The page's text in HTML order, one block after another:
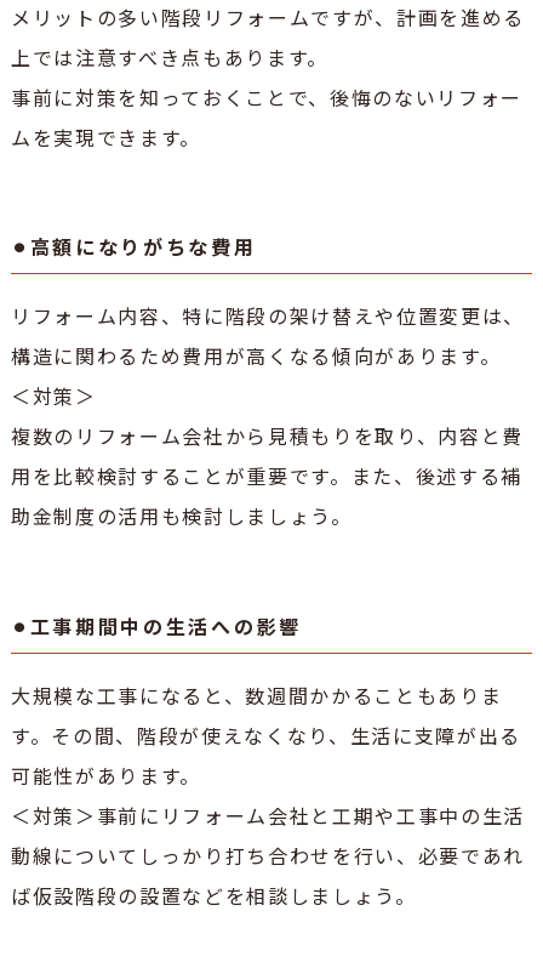
メリットの多い階段リフォームですが、計画を進める
上では注意すべき点もあります。
事前に対策を知っておくことで、後悔のないリフォー
ムを実現できます。
⚫︎高額になりがちな費用
リフォーム内容、特に階段の架け替えや位置変更は、
構造に関わるため費用が高くなる傾向があります。
＜対策＞
複数のリフォーム会社から見積もりを取り、内容と費
用を比較検討することが重要です。また、後述する補
助金制度の活用も検討しましょう。
⚫︎工事期間中の生活への影響
大規模な工事になると、数週間かかることもありま
す。その間、階段が使えなくなり、生活に支障が出る
可能性があります。
＜対策＞事前にリフォーム会社と工期や工事中の生活
動線についてしっかり打ち合わせを行い、必要であれ
ば仮設階段の設置などを相談しましょう。